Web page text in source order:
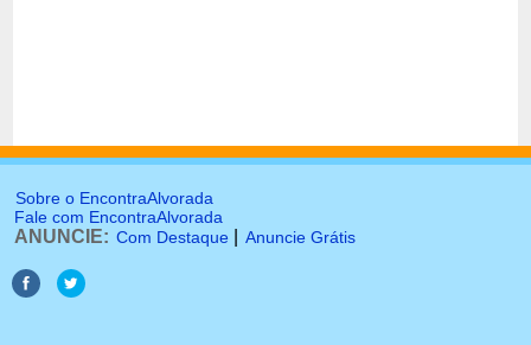
Sobre o EncontraAlvorada
Fale com EncontraAlvorada
ANUNCIE: Com Destaque Anuncie Grátis